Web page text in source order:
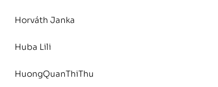
Horváth Janka
Huba Lili
HuongQuanThiThu